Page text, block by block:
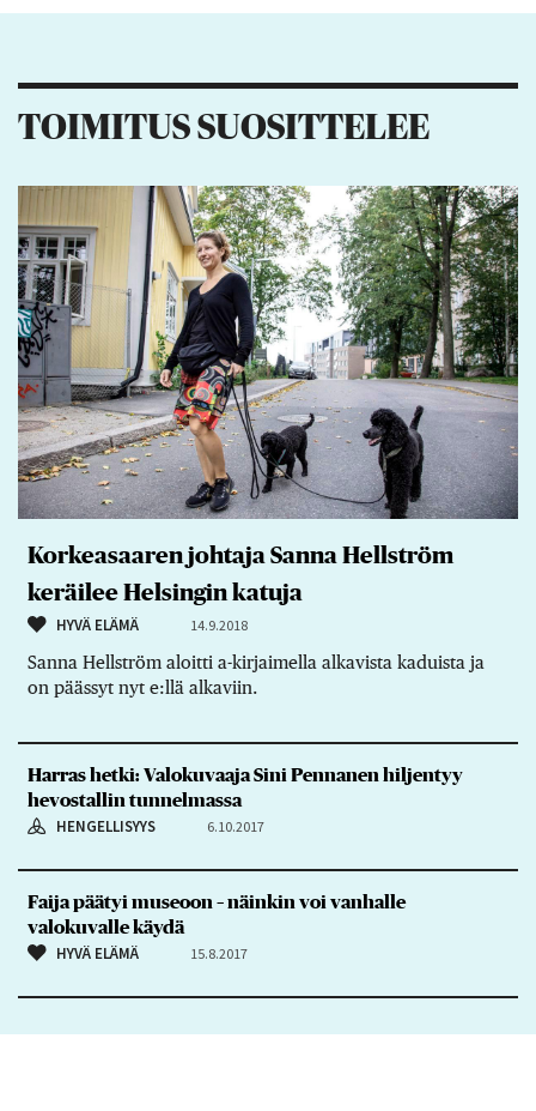
TOIMITUS SUOSITTELEE
Korkeasaaren johtaja Sanna Hellström
keräilee Helsingin katuja
HYVÄ ELÄMÄ 14.9.2018
Sanna Hellström aloitti a-kirjaimella alkavista kaduista ja
on päässyt nyt e:llä alkaviin.
Harras hetki: Valokuvaaja Sini Pennanen hiljentyy
hevostallin tunnelmassa
HENGELLISYYS 6.10.2017
Faija päätyi museoon – näinkin voi vanhalle
valokuvalle käydä
HYVÄ ELÄMÄ 15.8.2017